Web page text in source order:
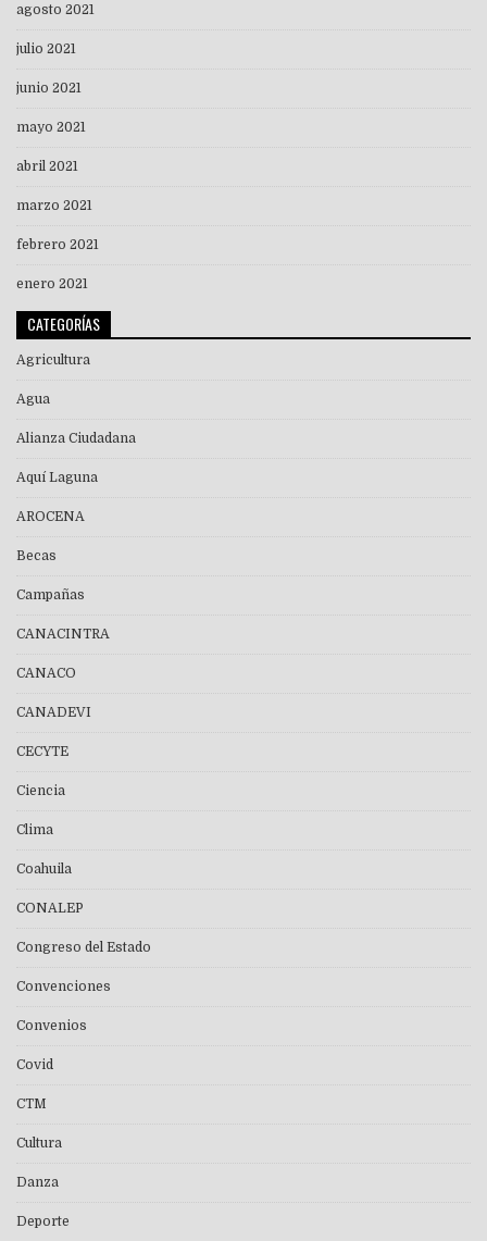
agosto 2021
julio 2021
junio 2021
mayo 2021
abril 2021
marzo 2021
febrero 2021
enero 2021
CATEGORÍAS
Agricultura
Agua
Alianza Ciudadana
Aquí Laguna
AROCENA
Becas
Campañas
CANACINTRA
CANACO
CANADEVI
CECYTE
Ciencia
Clima
Coahuila
CONALEP
Congreso del Estado
Convenciones
Convenios
Covid
CTM
Cultura
Danza
Deporte